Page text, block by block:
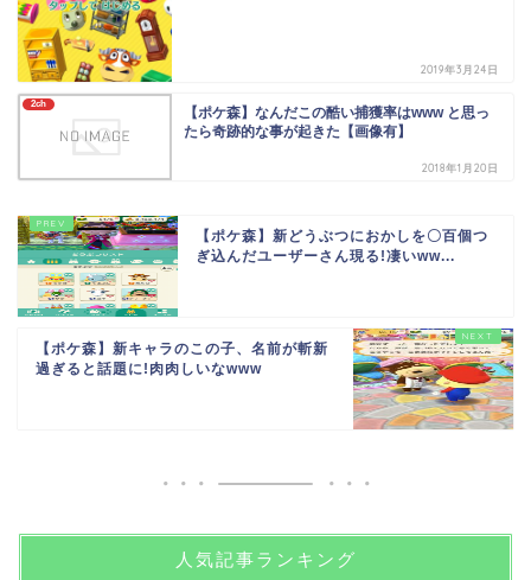
2019年3月24日
2ch
【ポケ森】なんだこの酷い捕獲率はwww と思っ
たら奇跡的な事が起きた【画像有】
2018年1月20日
【ポケ森】新どうぶつにおかしを〇百個つ
ぎ込んだユーザーさん現る!凄いww...
【ポケ森】新キャラのこの子、名前が斬新
過ぎると話題に!肉肉しいなwww
人気記事ランキング